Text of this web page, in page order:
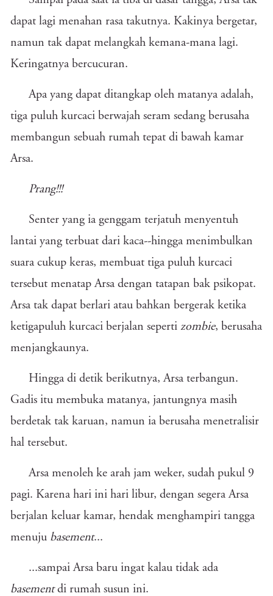
dapat lagi menahan rasa takutnya. Kakinya bergetar,
namun tak dapat melangkah kemana-mana lagi.
Keringatnya bercucuran.
Apa yang dapat ditangkap oleh matanya adalah,
tiga puluh kurcaci berwajah seram sedang berusaha
membangun sebuah rumah tepat di bawah kamar
Arsa.
Prang!!!
Senter yang ia genggam terjatuh menyentuh
lantai yang terbuat dari kaca--hingga menimbulkan
suara cukup keras, membuat tiga puluh kurcaci
tersebut menatap Arsa dengan tatapan bak psikopat.
Arsa tak dapat berlari atau bahkan bergerak ketika
ketigapuluh kurcaci berjalan seperti zombie, berusaha
menjangkaunya.
Hingga di detik berikutnya, Arsa terbangun.
Gadis itu membuka matanya, jantungnya masih
berdetak tak karuan, namun ia berusaha menetralisir
hal tersebut.
Arsa menoleh ke arah jam weker, sudah pukul 9
pagi. Karena hari ini hari libur, dengan segera Arsa
berjalan keluar kamar, hendak menghampiri tangga
menuju basement...
...sampai Arsa baru ingat kalau tidak ada
basementdi rumah susun ini.